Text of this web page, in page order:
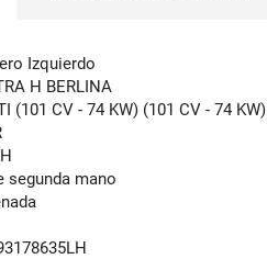
Izquierdo
H BERLINA
(101 CV - 74 KW) (101 CV - 74 KW)
segunda mano